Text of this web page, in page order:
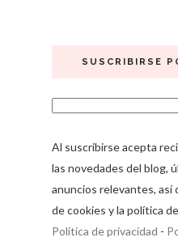
SUSCRIBIRSE
Al suscribirse acepta
las novedades del blog,
anuncios relevantes, así
de cookies y la política
Política de privacidad -